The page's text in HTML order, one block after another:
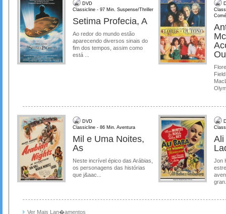
DVD
Classicline - 97 Min. Suspense/Thriller
Setima Profecia, A
Ao redor do mundo estão
aparecendo diversos sinais do
fim dos tempos, assim como
está ...
DVD
Classicline - 86 Min. Aventura
Mil e Uma Noites,
As
Neste incrível épico das Arábias,
os personagens das histórias
que j&aac...
Ali
Jon
Ver Mais Lan�amentos